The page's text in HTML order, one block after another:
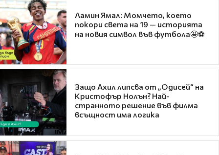
Ламин Ямал: Момчето, което
покори света на 19 — историята
на новия символ във футбола🤩⚽
Защо Ахил липсва от „Одисей“ на
Кристофър Нолън? Най-
странното решение във филма
всъщност има логика